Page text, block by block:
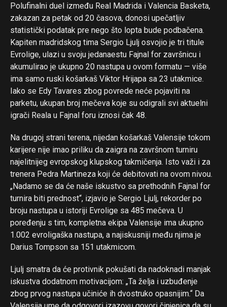
Polufinalni duel između Real Madrida i Valencia Basketa,
zakazan za petak od 20 časova, donosi upečatljiv
statistički podatak pre nego što lopta bude podbačena.
Kapiten madridskog tima Sergio Ljulj osvojio je tri titule
Evrolige, ulazi u svoju jedanaestu Fajnal for završnicu i
akumulirao je ukupno 20 nastupa u ovom formatu — više
ima samo ruski košarkaš Viktor Hrijapa sa 23 utakmice.
Iako se Edy Tavares zbog povrede neće pojaviti na
parketu, ukupan broj mečeva koje su odigrali svi aktuelni
igrači Reala u Fajnal foru iznosi čak 48.
Na drugoj strani terena, nijedan košarkaš Valensije tokom
karijere nije imao priliku da zaigra na završnom turniru
najelitnijeg evropskog klupskog takmičenja. Isto važi i za
trenera Pedra Martineza koji će debitovati na ovom nivou.
„Nadamo se da će naše iskustvo sa prethodnih Fajnal for
turnira biti prednost“, izjavio je Sergio Ljulj, rekorder po
broju nastupa u istoriji Evrolige sa 485 mečeva. U
poređenju s tim, kompletna ekipa Valensije ima ukupno
1.002 evroligaška nastupa, a najiskusniji među njima je
Darius Tompson sa 151 utakmicom.
Ljulj smatra da će protivnik pokušati da nadoknadi manjak
iskustva dodatnom motivacijom: „Ta želja i uzbuđenje
zbog prvog nastupa učiniće ih dvostruko opasnijim.“ Da